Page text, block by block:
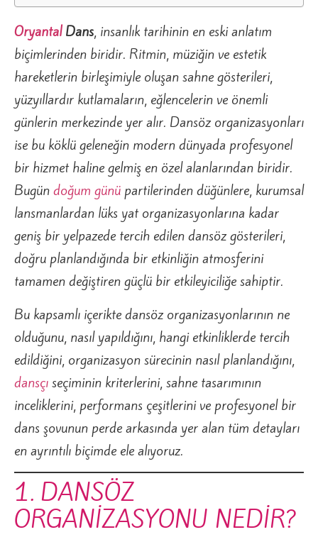
OryantalDans, insanlık tarihinin en eski anlatım
biçimlerinden biridir. Ritmin, müziğin ve estetik
hareketlerin birleşimiyle oluşan sahne gösterileri,
yüzyıllardır kutlamaların, eğlencelerin ve önemli
günlerin merkezinde yer alır. Dansöz organizasyonları
ise bu köklü geleneğin modern dünyada profesyonel
bir hizmet haline gelmiş en özel alanlarından biridir.
Bugündoğum günü partilerinden düğünlere, kurumsal
lansmanlardan lüks yat organizasyonlarına kadar
geniş bir yelpazede tercih edilen dansöz gösterileri,
doğru planlandığında bir etkinliğin atmosferini
tamamen değiştiren güçlü bir etkileyiciliğe sahiptir.
Bu kapsamlı içerikte dansöz organizasyonlarının ne
olduğunu, nasıl yapıldığını, hangi etkinliklerde tercih
edildiğini, organizasyon sürecinin nasıl planlandığını,
dansçıseçiminin kriterlerini, sahne tasarımının
inceliklerini, performans çeşitlerini ve profesyonel bir
dans şovunun perde arkasında yer alan tüm detayları
en ayrıntılı biçimde ele alıyoruz.
1. DANSÖZ
ORGANİZASYONU NEDİR?